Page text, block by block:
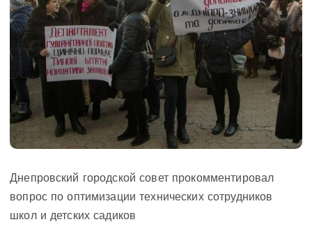
Днепровский городской совет прокомментировал
вопрос по оптимизации технических сотрудников
школ и детских садиков